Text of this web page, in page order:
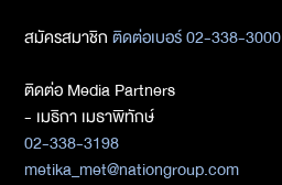
สมัครสมาชิกติดต่อเบอร์ 02-338-3000
ติดต่อ Media Partners
- เมธิกา เมธาพิทักษ์
02-338-3198
metika_met@nationgroup.com